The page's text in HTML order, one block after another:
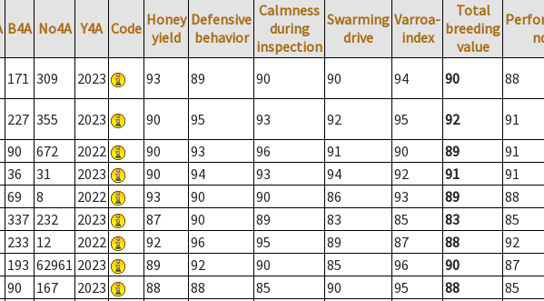
B4A No4A Y4A Code Honey
yield
Defensive
behavior
Calmness
during
inspection
Swarming
drive
Varroa-
index
Total
breeding
value
171 309 2023 93 89 90 90 94 90 88
227 355 2023 90 95 93 92 95 92
91
90 672 2022 90 93 96 91 90 89
91
36 31 2023 90 94 93 94 92 91
91
69 8 2022 93 90 90 86 93 89
88
337 232 2023 87 90 89 83 85 83
85
233 12 2022 92 96 95 89 87 88
92
193 62961 2023 89 92 90 85 96 90
87
90 167 2023 88 88 85 90 95 88
85